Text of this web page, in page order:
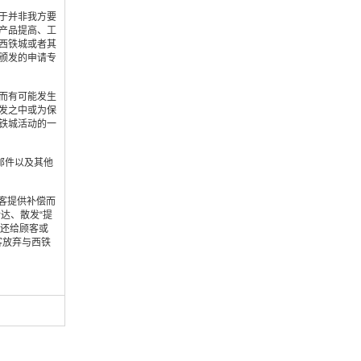
并非我方要
品提高、工
铁城或者其
发的申请专
有可能发生
之中或为保
城活动的一
件以及其他
提供补偿而
、散发“提
给顾客或
放弃与西铁